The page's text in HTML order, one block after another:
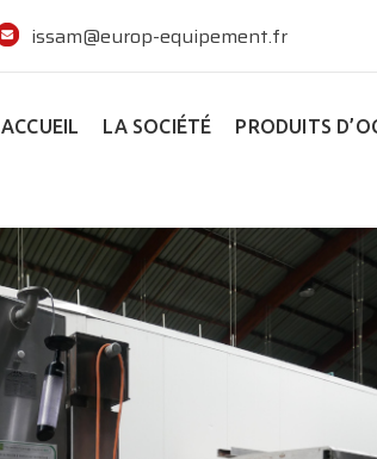
issam@europ-equipement.fr
ACCUEIL LA SOCIÉTÉ PRODUITS